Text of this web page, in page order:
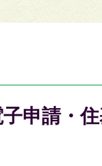
申請・